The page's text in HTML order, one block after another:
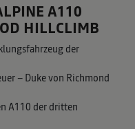
A110
HILLCLIMB
der
– Duke von Richmond
A110 der dritten